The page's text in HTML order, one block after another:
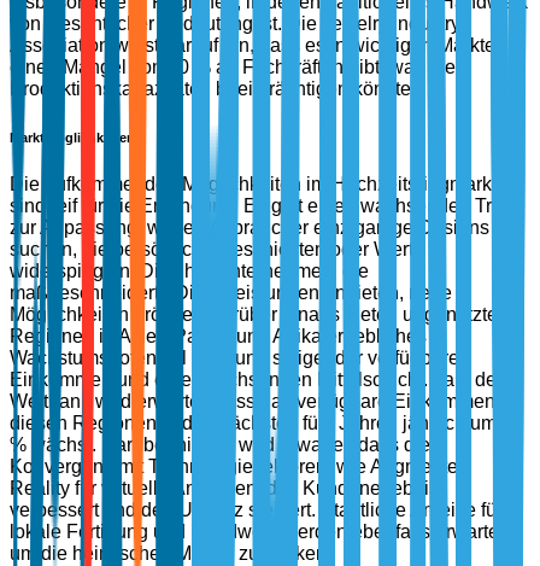
von wesentlicher Bedeutung ist. Die Jewelry Industry
Association weist darauf hin, dass es in wichtigen Märkten
einen Mangel von 20 % an Fachkräften gibt, was die
Produktionskapazitäten beeinträchtigen könnte.
Marktmöglichkeiten
Die aufkommenden Möglichkeiten im Hochzeitsringmarkt
sind reif für die Erkundung. Es gibt einen wachsenden Trend
zur Anpassung, wobei Verbraucher einzigartige Designs
suchen, die persönliche Geschichten oder Werte
widerspiegeln. Dies hat Unternehmen, die
maßgeschneiderte Dienstleistungen anbieten, neue
Möglichkeiten eröffnet. Darüber hinaus bieten ungenutzte
Regionen in Asien-Pazifik und Afrika erhebliches
Wachstumspotenzial aufgrund steigender verfügbaren
Einkommen und einer wachsenden Mittelschicht. Laut der
Weltbank wird erwartet, dass das verfügbare Einkommen in
diesen Regionen in den nächsten fünf Jahren jährlich um 6
% wächst. Darüber hinaus wird erwartet, dass die
Konvergenz mit Technologiesektoren, wie Augmented
Reality für virtuelle Anproben, das Kundenerlebnis
verbessert und den Umsatz steigert. Staatliche Anreize für
lokale Fertigung und Handwerk werden ebenfalls erwartet,
um die heimischen Märkte zu stärken.